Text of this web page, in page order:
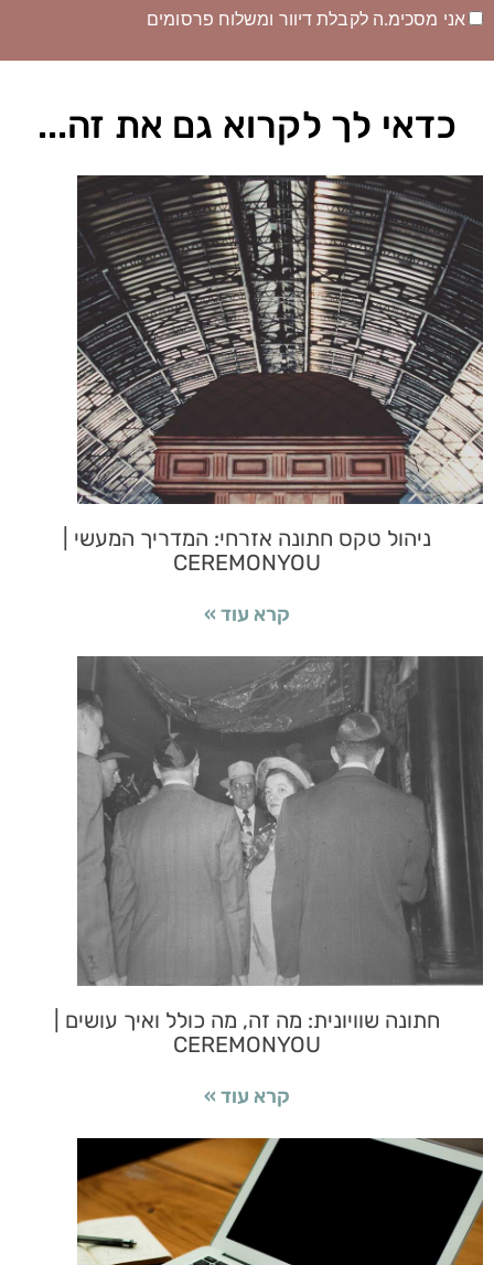
אני מסכימ.ה לקבלת דיוור ומשלוח פרסומים
כדאי לך לקרוא גם את זה...
ניהול טקס חתונה אזרחי: המדריך המעשי |
CEREMONYOU
קרא עוד »
חתונה שוויונית: מה זה, מה כולל ואיך עושים |
CEREMONYOU
קרא עוד »